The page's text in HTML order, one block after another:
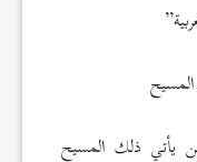
يأتي ذلك المسيح